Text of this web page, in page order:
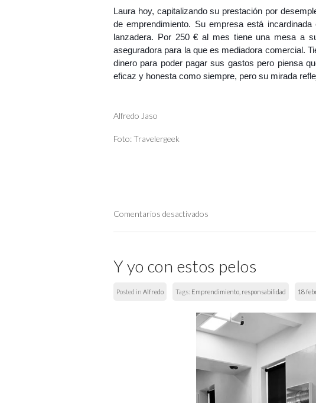
Laura hoy, capitalizando su prestación por
de emprendimiento. Su empresa está
lanzadera. Por 250 € al mes tiene una mesa a
aseguradora para la que es mediadora comercial.
dinero para poder pagar sus gastos pero piensa
eficaz y honesta como siempre, pero su mirada
Alfredo Jaso
Foto: Travelergeek
Comentarios desactivados
Y yo con estos pelos
Posted in Alfredo Tags: Emprendimiento responsabilidad 18